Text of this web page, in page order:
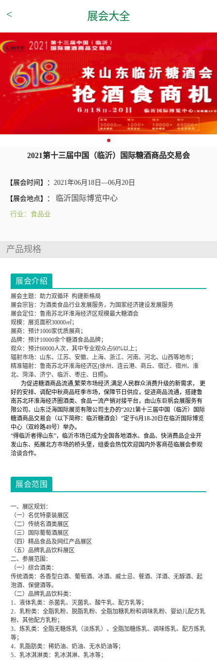
< 展会大全
2021第十三届中国（临沂）国际糖酒商品交易会
【展会时间】：2021年06月18日—06月20日
【展会地点】： 临沂国际博览中心
行业：食品业
产品规格
展会介绍
展会主题：助力双循环 构建新格局
展会宗旨：为酒类食品行业发展服务，为国家经济建设发展服务
展会定位：鲁南苏北环淮海经济区规模最大糖酒会
规模：展览面积30000㎡；
展商：预计1000家优质展商；
品牌：预计10000余个糖酒食品品牌；
观众：预计60000人次，其中专业观众占60%以上；
辐射市场：山东、江苏、安徽、上海、浙江、河南、河北、山西等地市；
精准辐射：鲁南苏北环淮海经济区(徐州、连云港、商丘、宿迁、宿州、淮
北、菏泽、济宁、临沂、枣庄、日照)。
为促进糖酒商品流通,繁荣市场经济,满足人民群众消费升级的新需求， 更
好的安排、调配中秋商品旺季市场，保障节日供应，促进商品流通，搭建鲁
南苏北环淮海经济圈酒类、食品一流产销对接平台，由山东巨帆会展服务有
限公司、山东泛海国际展览有限公司主办的“2021第十三届中国（临沂）国际
糖酒商品交易会（以下简称：临沂糖酒会）”定于6月18-20日在临沂国际博览
中心（双岭路49号）举办。
“得临沂者得山东”，临沂市场已成为全国各地酒水、食品、快消费品企业开
发山东、拓展北方市场的桥头堡，组委会热忱欢迎国内外客商莅临展会参观
洽谈合作。
展会范围
一、展区规划：
（一）名优特豪装展区
（二）传统名酒类展区
（三）国际葡萄酒展区
（四）精品食品及网红产品展区
（五）品牌乳品饮料展区
二、参展范围：
（一）综合酒类：
传统酒类：各香型白酒、葡萄酒、冰酒、威士忌、餐酒、洋酒、无醇酒、起
泡酒、保健酒等。
（二）品牌乳品饮料类：
1．液体乳类：杀菌乳、灭菌乳、酸牛乳、配方乳等；
2．乳粉类：全脂乳粉、脱脂乳粉、全脂加糖乳粉和调味乳粉、婴幼儿配方乳
粉、其他配方乳粉；
3．炼乳类：全脂无糖炼乳（淡炼乳）、全脂加糖炼乳、调味炼乳、配方炼乳
等；
4．乳脂肪类：稀奶油、奶油、无水奶油等；
5．乳冰淇淋类：乳冰淇淋、乳冰等；